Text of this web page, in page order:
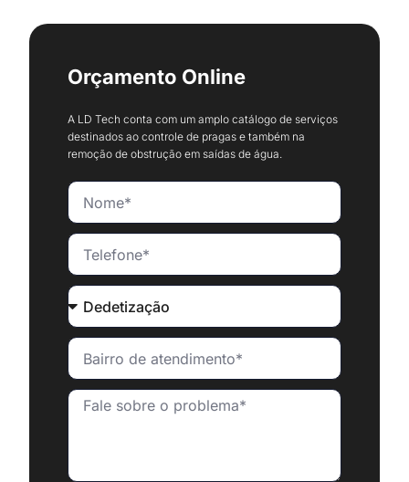
Orçamento Online
A LD Tech conta com um amplo catálogo de serviços
destinados ao controle de pragas e também na
remoção de obstrução em saídas de água.